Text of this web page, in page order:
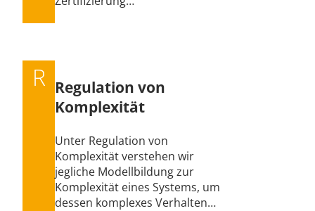
R Regulation von
Komplexität
Unter Regulation von
Komplexität verstehen wir
jegliche Modellbildung zur
Komplexität eines Systems, um
dessen komplexes Verhalten…